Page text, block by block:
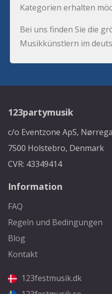
Kategorien erhalten
Bei uns finden Sie die
Musikkünstlern im
123partymusik
c/o Eventzone ApS,
7500 Holstebro, Denmark
CVR: 43349414
Information
FAQ
Regeln und Bedingungen
Blog
Kontakt
123festmusik.dk